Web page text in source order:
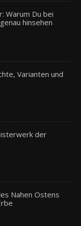
Warum Du bei
hinsehen
Varianten und
der
Nahen Ostens